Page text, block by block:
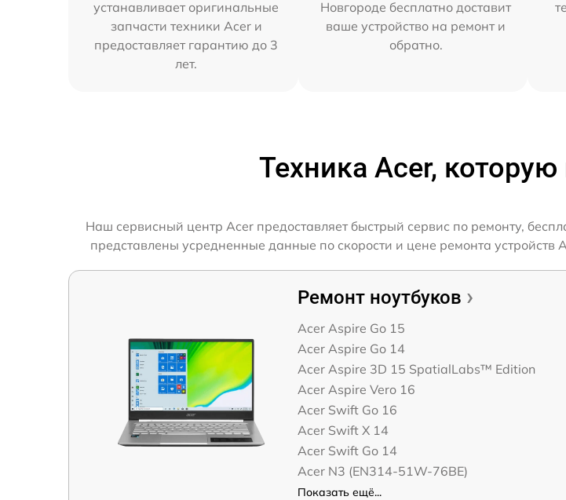
устанавливает оригинальные
запчасти техники Acer и
предоставляет гарантию до 3
лет.
Новгороде бесплатно доставит
ваше устройство на ремонт и
обратно.
Техника Acer,
Наш сервисный центр Acer предоставляет быстрый сервис по ремонту,
представлены усредненные данные по скорости и цене ремонта
Ремонт ноутбуков
Acer Aspire Go 15
Acer Aspire Go 14
Acer Aspire 3D 15 SpatialLabs™ Edition
Acer Aspire Vero 16
Acer Swift Go 16
Acer Swift X 14
Acer Swift Go 14
Acer N3 (EN314-51W-76BE)
Показать ещё...